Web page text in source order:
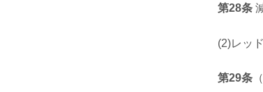
第28条
(2)レッ
第29条